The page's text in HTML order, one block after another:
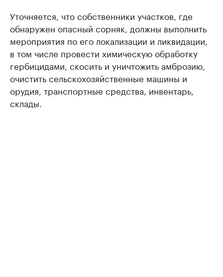
Уточняется, что собственники участков, где
обнаружен опасный сорняк, должны выполнить
мероприятия по его локализации и ликвидации,
в том числе провести химическую обработку
гербицидами, скосить и уничтожить амброзию,
очистить сельскохозяйственные машины и
орудия, транспортные средства, инвентарь,
склады.